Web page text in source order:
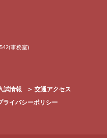
事務室)
試情報 ＞交通アクセス
ライバシーポリシー